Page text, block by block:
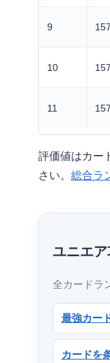
9
10
11
評価値はカー
さい。総合ラ
ユニエ
全カードラ
最強カー
カードを